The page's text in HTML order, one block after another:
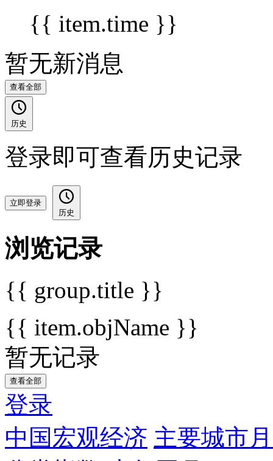
{{ item.time }}
暂无新消息
查看全部
历史
登录即可查看历史记录
立即登录
历史
浏览记录
{{ group.title }}
{{ item.objName }}
暂无记录
查看全部
登录
中国宏观经济 主要城市